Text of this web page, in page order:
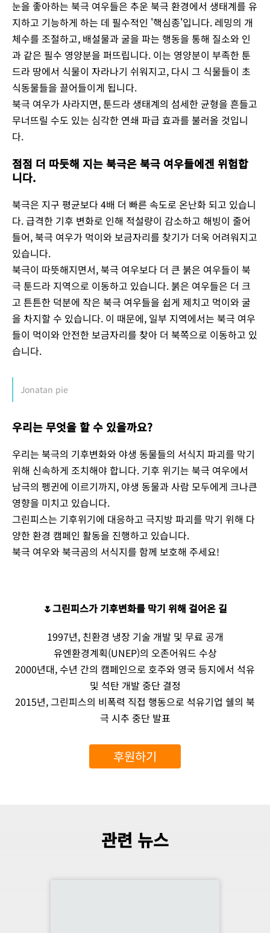
눈을 좋아하는 북극 여우들은 추운 북극 환경에서 생태계를 유
지하고 기능하게 하는 데 필수적인 '핵심종'입니다. 레밍의 개
체수를 조절하고, 배설물과 굴을 파는 행동을 통해 질소와 인
과 같은 필수 영양분을 퍼뜨립니다. 이는 영양분이 부족한 툰
드라 땅에서 식물이 자라나기 쉬워지고, 다시 그 식물들이 초
식동물들을 끌어들이게 됩니다.
북극 여우가 사라지면, 툰드라 생태계의 섬세한 균형을 흔들고
무너뜨릴 수도 있는 심각한 연쇄 파급 효과를 불러올 것입니
다.
점점 더 따듯해 지는 북극은 북극 여우들에겐 위험합
니다.
북극은 지구 평균보다 4배 더 빠른 속도로 온난화 되고 있습니
다. 급격한 기후 변화로 인해 적설량이 감소하고 해빙이 줄어
들어, 북극 여우가 먹이와 보금자리를 찾기가 더욱 어려워지고
있습니다.
북극이 따뜻해지면서, 북극 여우보다 더 큰 붉은 여우들이 북
극 툰드라 지역으로 이동하고 있습니다. 붉은 여우들은 더 크
고 튼튼한 덕분에 작은 북극 여우들을 쉽게 제치고 먹이와 굴
을 차지할 수 있습니다. 이 때문에, 일부 지역에서는 북극 여우
들이 먹이와 안전한 보금자리를 찾아 더 북쪽으로 이동하고 있
습니다.
Jonatan pie
우리는 무엇을 할 수 있을까요?
우리는 북극의 기후변화와 야생 동물들의 서식지 파괴를 막기
위해 신속하게 조치해야 합니다. 기후 위기는 북극 여우에서
남극의 펭귄에 이르기까지, 야생 동물과 사람 모두에게 크나큰
영향을 미치고 있습니다.
그린피스는 기후위기에 대응하고 극지방 파괴를 막기 위해 다
양한 환경 캠페인 활동을 진행하고 있습니다.
북극 여우와 북극곰의 서식지를 함께 보호해 주세요!
🌷그린피스가 기후변화를 막기 위해 걸어온 길
1997년, 친환경 냉장 기술 개발 및 무료 공개
유엔환경계획(UNEP)의 오존어워드 수상
2000년대, 수년 간의 캠페인으로 호주와 영국 등지에서 석유
및 석탄 개발 중단 결정
2015년, 그린피스의 비폭력 직접 행동으로 석유기업 쉘의 북
극 시추 중단 발표
후원하기
관련 뉴스